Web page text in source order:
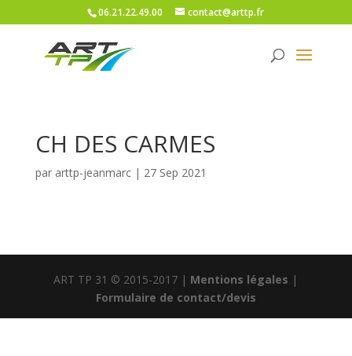
06.21.22.49.00 contact@arttp.fr
CH DES CARMES
par arttp-jeanmarc| 27 Sep 2021
ART TP 31 © 2015-2017 | Mentions légales |
Formulaire de contact/devis